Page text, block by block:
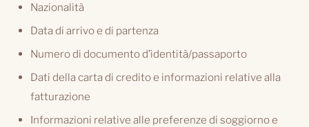
Nazionalità
Data di arrivo e di partenza
Numero di documento d’identità/passaporto
Dati della carta di credito e informazioni relative alla
fatturazione
Informazioni relative alle preferenze di soggiorno e